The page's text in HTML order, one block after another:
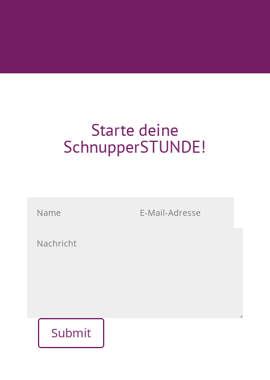
Starte deine
SchnupperSTUNDE!
Submit